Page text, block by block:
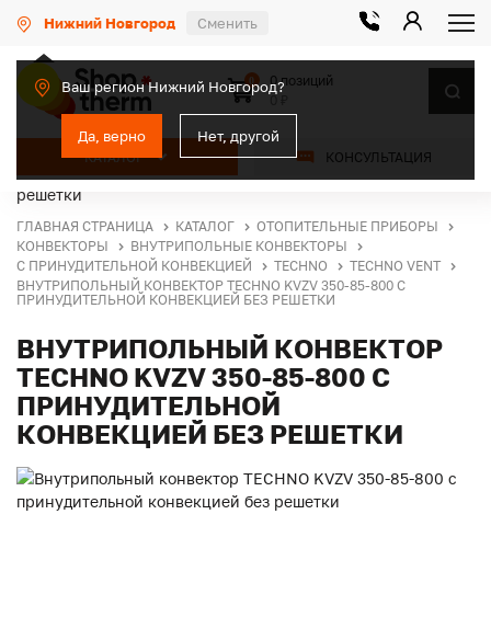
Нижний Новгород Сменить
Ваш регион Нижний Новгород?
Да, верно Нет, другой
КАТАЛОГ КОНСУЛЬТАЦИЯ
0
0 позиций
ГЛАВНАЯ СТРАНИЦА КАТАЛОГ
ОТОПИТЕЛЬНЫЕ ПРИБОРЫ
КОНВЕКТОРЫ
ВНУТРИПОЛЬНЫЕ КОНВЕКТОРЫ
С ПРИНУДИТЕЛЬНОЙ КОНВЕКЦИЕЙ
TECHNO
TECHNO VENT
ВНУТРИПОЛЬНЫЙ КОНВЕКТОР TECHNO KVZV 350-85-800 С
ПРИНУДИТЕЛЬНОЙ КОНВЕКЦИЕЙ БЕЗ РЕШЕТКИ
ВНУТРИПОЛЬНЫЙ КОНВЕКТОР
TECHNO KVZV 350-85-800 С
ПРИНУДИТЕЛЬНОЙ
КОНВЕКЦИЕЙ БЕЗ РЕШЕТКИ